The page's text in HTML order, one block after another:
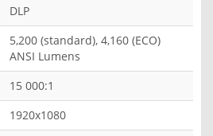
DLP
5,200 (standard), 4,160 (ECO)
ANSI Lumens
15 000:1
1920x1080